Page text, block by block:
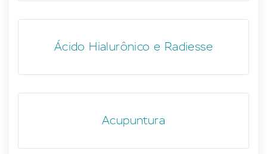
Ácido Hialurônico e Radiesse
Acupuntura